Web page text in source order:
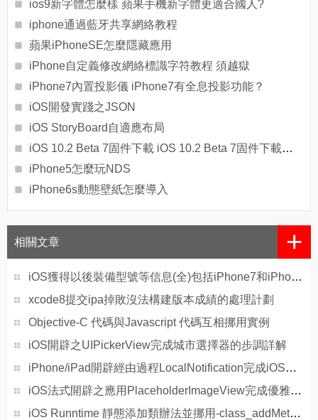
ios9新字體怎麼樣 蘋果手機新字體更適合國人?
iphone通過藍牙共享網絡教程
蘋果iPhoneSE怎麼隱藏應用
iPhone自定義修改網絡標識字符教程 須越獄
iPhone7內置投影儀 iPhone7有全息投影功能？
iOS開發實踐之JSON
iOS StoryBoard自適應布局
iOS 10.2 Beta 7固件下載 iOS 10.2 Beta 7固件下載地址
iPhone5怎麼玩NDS
iPhone6s動態壁紙怎麼導入
相關文章 +
iOS獲得以後裝備型號等信息(全)包括iPhone7和iPhone7P
xcode8提交ipa掉敗沒法構建版本成績的處理計劃
Objective-C 代碼與Javascript 代碼互相挪用實例
iOS開辟之UIPickerView完成城市選擇器的步調詳解
iPhone/iPad開辟經由過程LocalNotification完成iOS准時當地推送功效
iOS法式開辟之應用PlaceholderImageView完成優雅的圖片加載後果
iOS Runntime 靜態添加類辦法並挪用-class_addMethod